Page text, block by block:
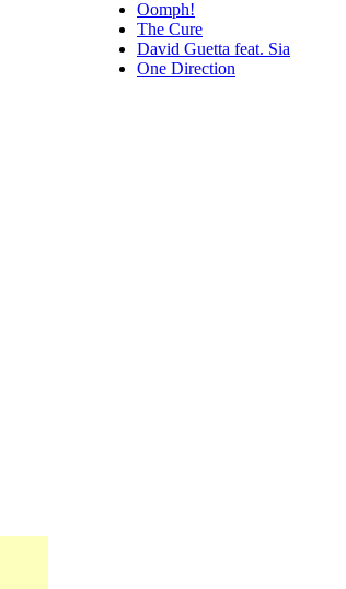
Oomph!
The Cure
David Guetta feat. Sia
One Direction